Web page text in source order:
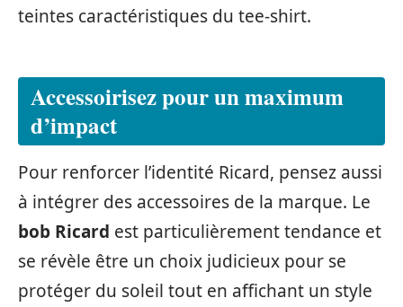
teintes caractéristiques du tee-shirt.
Accessoirisez pour un maximum
d’impact
Pour renforcer l’identité Ricard, pensez aussi
à intégrer des accessoires de la marque. Le
bob Ricard est particulièrement tendance et
se révèle être un choix judicieux pour se
protéger du soleil tout en affichant un style